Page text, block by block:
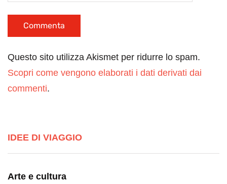
Questo sito utilizza Akismet per ridurre lo spam.
Scopri come vengono elaborati i dati derivati dai
commenti.
IDEE DI VIAGGIO
Arte e cultura